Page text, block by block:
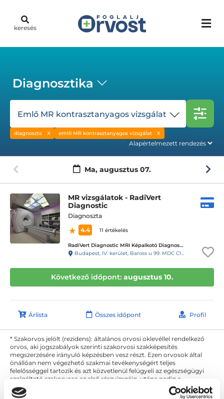
keresés
Diagnosztika
Emlő MR kontrasztanyagos vizsgálat
diagnoszta emlő MR kontrasztanyagos vizsgálat
Ma, augusztus 07.
MR vizsgálatok - RadiVert
Diagnostic
Diagnoszta
4.4
11 értékelés
RadiVert Diagnostic MRI Képalkotó Diagnosztikai Központ
Budapest, IV. kerület, Baross u 99. MDC Clinic Egészségügyi és Diagnosztikai Center
Következő időpont: augusztus 10.
Árlista Összes időpont Profil
* Szakorvos jelölt (rezidens): általános orvosi oklevéllel rendelkező
orvos, aki jogszabályok szerinti szakorvosi szakképesítés
megszerzésére irányuló képzésben vesz részt. Ezen orvosok által
önállóan nem végezhető szakmai tevékenységért teljes
felelősséggel tartozik és azt közvetlenül felügyeli az egészségügyi
szolgáltató szakorvosa az első részvizsgáig, utána pedig a
szakorvosjelölt önállóan láthat el feladatokat. A foglaljorvost.hu
felelősségét kizárja esetleges névazonosságért bármely szakorvos